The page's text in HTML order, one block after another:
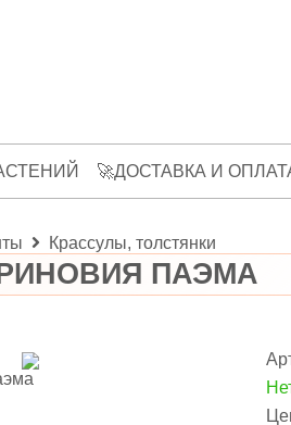
🚀ДОСТАВКА И
Крассулы, толстянки
ПАЭМА